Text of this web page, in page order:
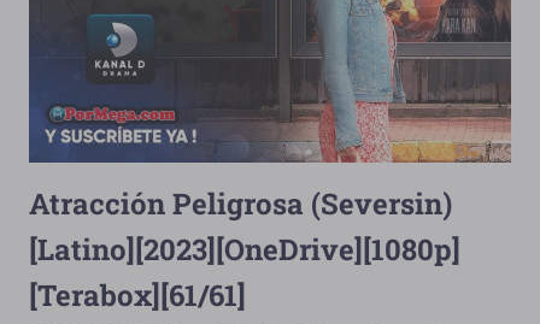
Atracción Peligrosa (Seversin)
[Latino][2023][OneDrive][1080p]
[Terabox][61/61]